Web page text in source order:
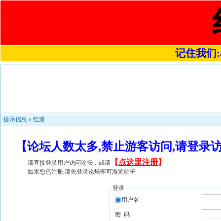
记住我们
提示信息 » 红港
【论坛人数太多,禁止游客访问,请登
请直接登录用户访问论坛，或请 【 点这里注册】
如果您已注册,请先登录论坛即可游览帖子
登录
用户名
密 码